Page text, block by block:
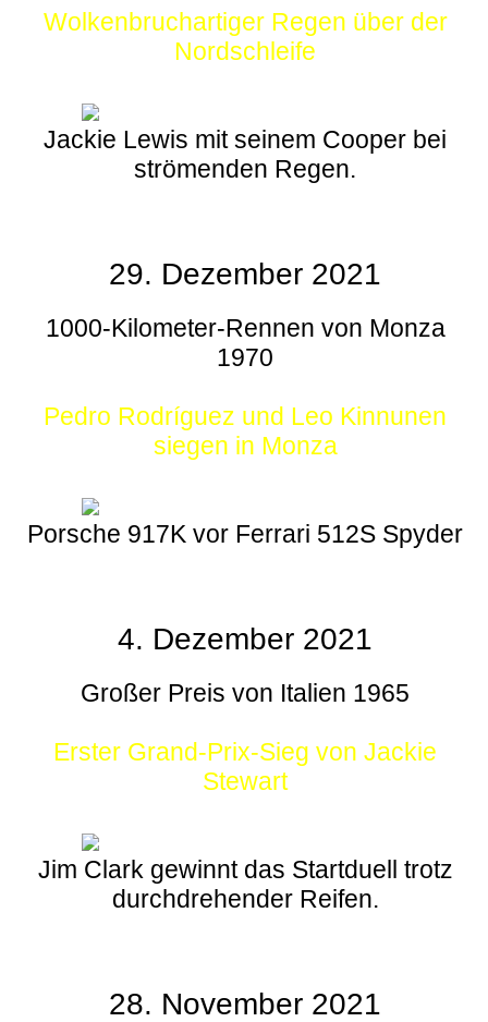
Wolkenbruchartiger Regen über der
Nordschleife
Jackie Lewis mit seinem Cooper bei
strömenden Regen.
29. Dezember 2021
1000-Kilometer-Rennen von Monza
1970
Pedro Rodríguez und Leo Kinnunen
siegen in Monza
Porsche 917K vor Ferrari 512S Spyder
4. Dezember 2021
Großer Preis von Italien 1965
Erster Grand-Prix-Sieg von Jackie
Stewart
Jim Clark gewinnt das Startduell trotz
durchdrehender Reifen.
28. November 2021